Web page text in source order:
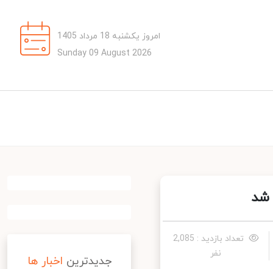
امروز یکشنبه 18 مرداد 1405
Sunday 09 August 2026
تعداد بازدید : 2,085
نفر
جدیدترین اخبار ها